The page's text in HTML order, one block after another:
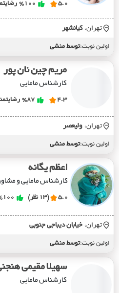
5.0
%100
تهران، کيانشهر
اولین نوبت:توسط منشی
مریم چین نان پور
کارشناس مامایی
4.3
%87
تهران، وليعصر
اولین نوبت:توسط منشی
اعظم یگانه
کارشناس مامایی و
5.0 (13 نظر)
تهران، خيابان ديباجي جنوبي
اولین نوبت:توسط منشی
سهیلا مقیمی
کارشناس مامایی